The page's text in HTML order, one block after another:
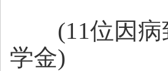
(11位因病
学金)